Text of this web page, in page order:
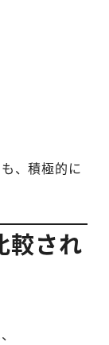
、積極的に
較され